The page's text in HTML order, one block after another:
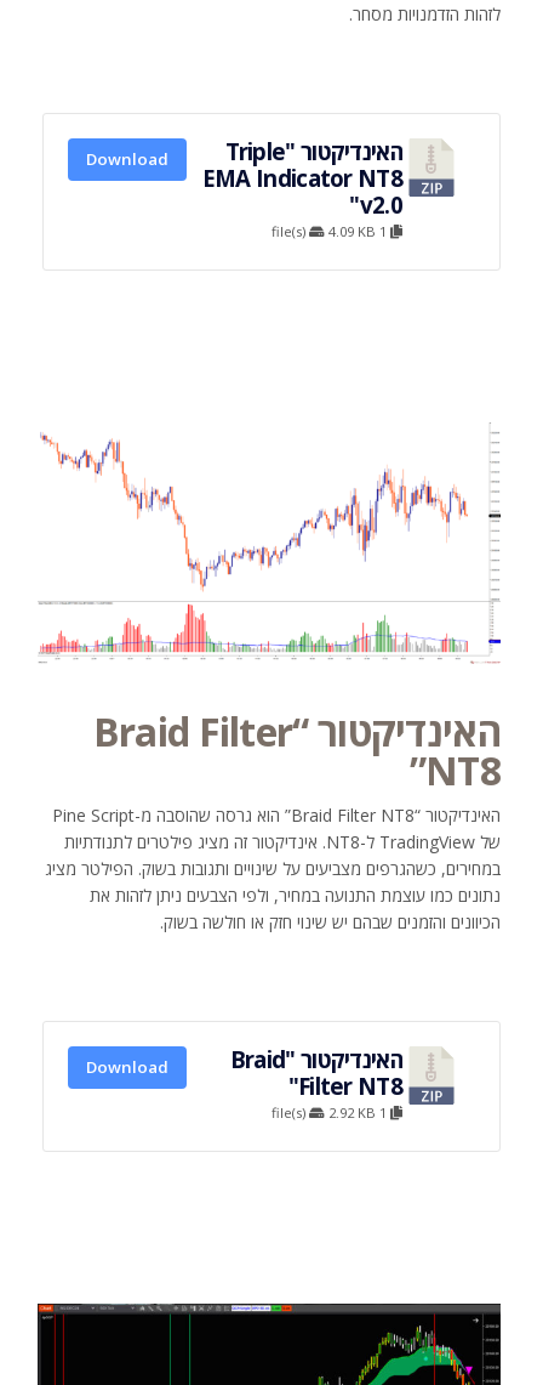
לזהות הזדמנויות מסחר.
האינדיקטור "Triple
EMA Indicator NT8
v2.0"
4.09 KB
Download
האינדיקטור “Braid Filter
NT8”
האינדיקטור “Braid Filter NT8” הוא גרסה שהוסבה מ-Pine Script
של TradingView ל-NT8. אינדיקטור זה מציג פילטרים לתנודתיות
במחירים, כשהגרפים מצביעים על שינויים ותגובות בשוק. הפילטר מציג
נתונים כמו עוצמת התנועה במחיר, ולפי הצבעים ניתן לזהות את
הכיוונים והזמנים שבהם יש שינוי חזק או חולשה בשוק.
האינדיקטור "Braid
Filter NT8"
2.92 KB
Download